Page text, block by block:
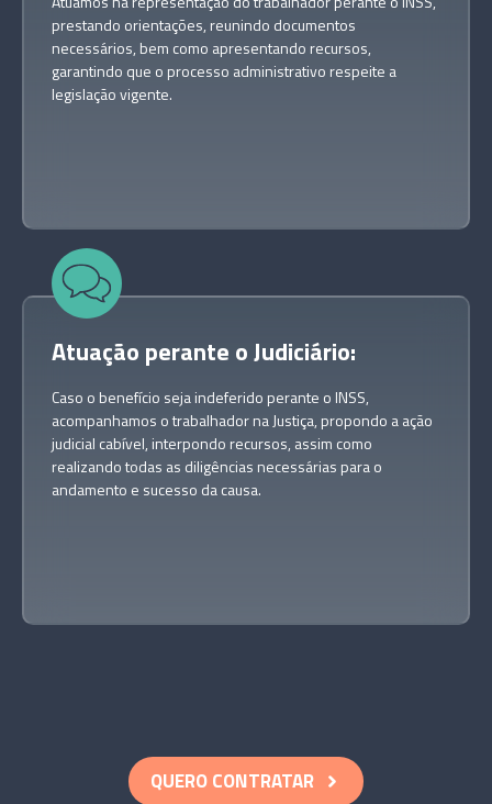
prestando orientações, reunindo documentos
necessários, bem como apresentando recursos,
garantindo que o processo administrativo respeite a
legislação vigente.
Atuação perante o Judiciário:
Caso o benefício seja indeferido perante o INSS,
acompanhamos o trabalhador na Justiça, propondo a ação
judicial cabível, interpondo recursos, assim como
realizando todas as diligências necessárias para o
andamento e sucesso da causa.
QUERO CONTRATAR